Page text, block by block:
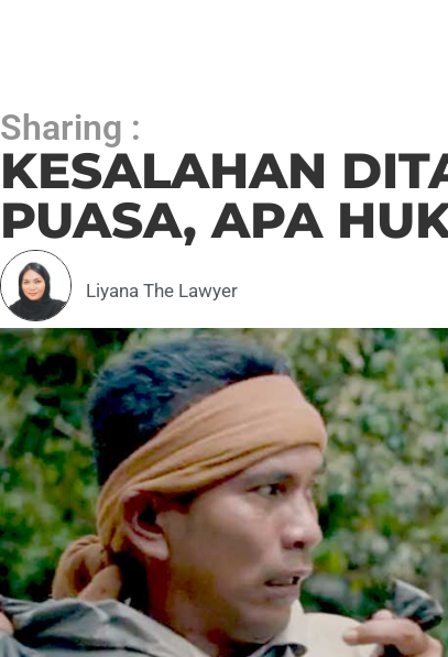
Sharing :
KESALAHAN
PUASA, APA
Liyana The Lawyer